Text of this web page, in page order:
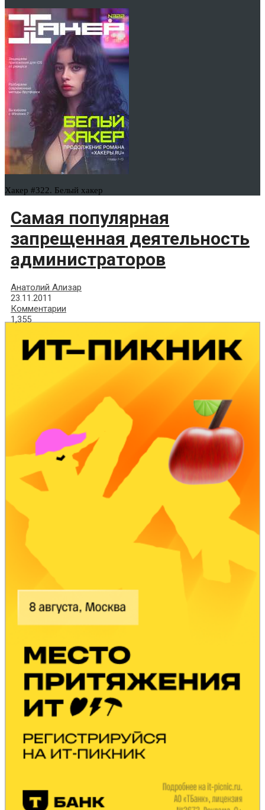
Хакер #322. Белый хакер
Самая популярная
запрещенная деятельность
администраторов
Анатолий Ализар
23.11.2011
Комментарии
1,355